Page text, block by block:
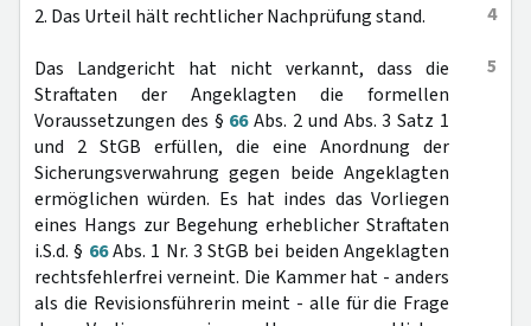
4
2. Das Urteil hält rechtlicher Nachprüfung stand.
5
Das Landgericht hat nicht verkannt, dass die
Straftaten der Angeklagten die formellen
Voraussetzungen des § 66Abs. 2 und Abs. 3 Satz 1
und 2 StGB erfüllen, die eine Anordnung der
Sicherungsverwahrung gegen beide Angeklagten
ermöglichen würden. Es hat indes das Vorliegen
eines Hangs zur Begehung erheblicher Straftaten
i.S.d. § 66Abs. 1 Nr. 3 StGB bei beiden Angeklagten
rechtsfehlerfrei verneint. Die Kammer hat - anders
als die Revisionsführerin meint - alle für die Frage